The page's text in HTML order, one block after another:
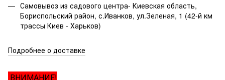
Самовывоз из садового центра- Киевская область,
Бориспольский район, с.Иванков, ул.Зеленая, 1 (42-й км
трассы Киев - Харьков)
Подробнее о доставке
ВНИМАНИЕ!